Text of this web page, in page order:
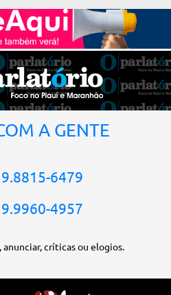
pelo plenário da Corte.
e, pelo critério de
Conforme o regimento interno,
pelo ministro mais antigo que
presidente vai suceder a Luís
o mandato de dois anos. Ao
Barroso afirmou que o país
de presidente da Corte.
que é uma sorte
A GENTE
6479
4957
anunciar, críticas ou elogios.